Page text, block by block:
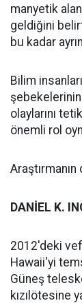
manyetik
geldiğini
bu kadar
Bilim
olaylarını
önemli rol
DANİEL K.
2012'deki
Hawaii'yi
Güneş
kızılötesine